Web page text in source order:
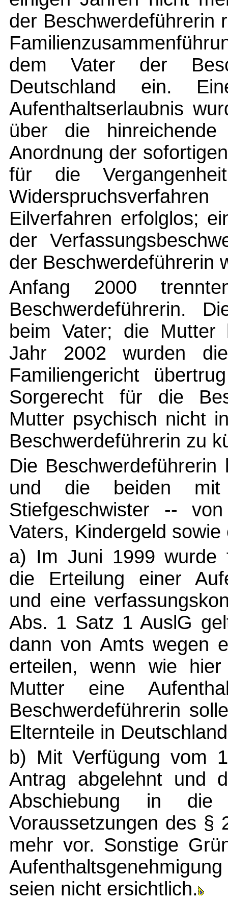
der Beschwerdeführerin
dem Vater der
Deutschland ein.
Aufenthaltserlaubnis
über die hinreichende
Anordnung der
für die
Eilverfahren erfolglos;
der
der Beschwerdeführerin
Anfang 2000
Beschwerdeführerin.
beim Vater; die Mutter
Jahr 2002 wurden
Familiengericht
Sorgerecht für die
Mutter psychisch nicht
Beschwerdeführerin zu
Die
und die beiden mit
Stiefgeschwister --
Vaters, Kindergeld
a) Im Juni 1999 wurde
die Erteilung einer
und eine
Abs. 1 Satz 1 AuslG
dann von Amts wegen
erteilen, wenn wie
Mutter eine
Beschwerdeführerin
Elternteile in
b) Mit Verfügung vom
Antrag abgelehnt und
Abschiebung in
Voraussetzungen des §
mehr vor. Sonstige
seien nicht ersichtlich.